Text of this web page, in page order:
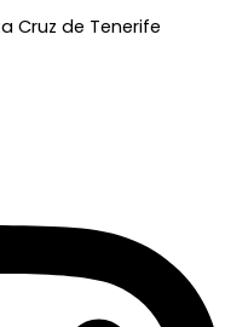
Cruz de Tenerife